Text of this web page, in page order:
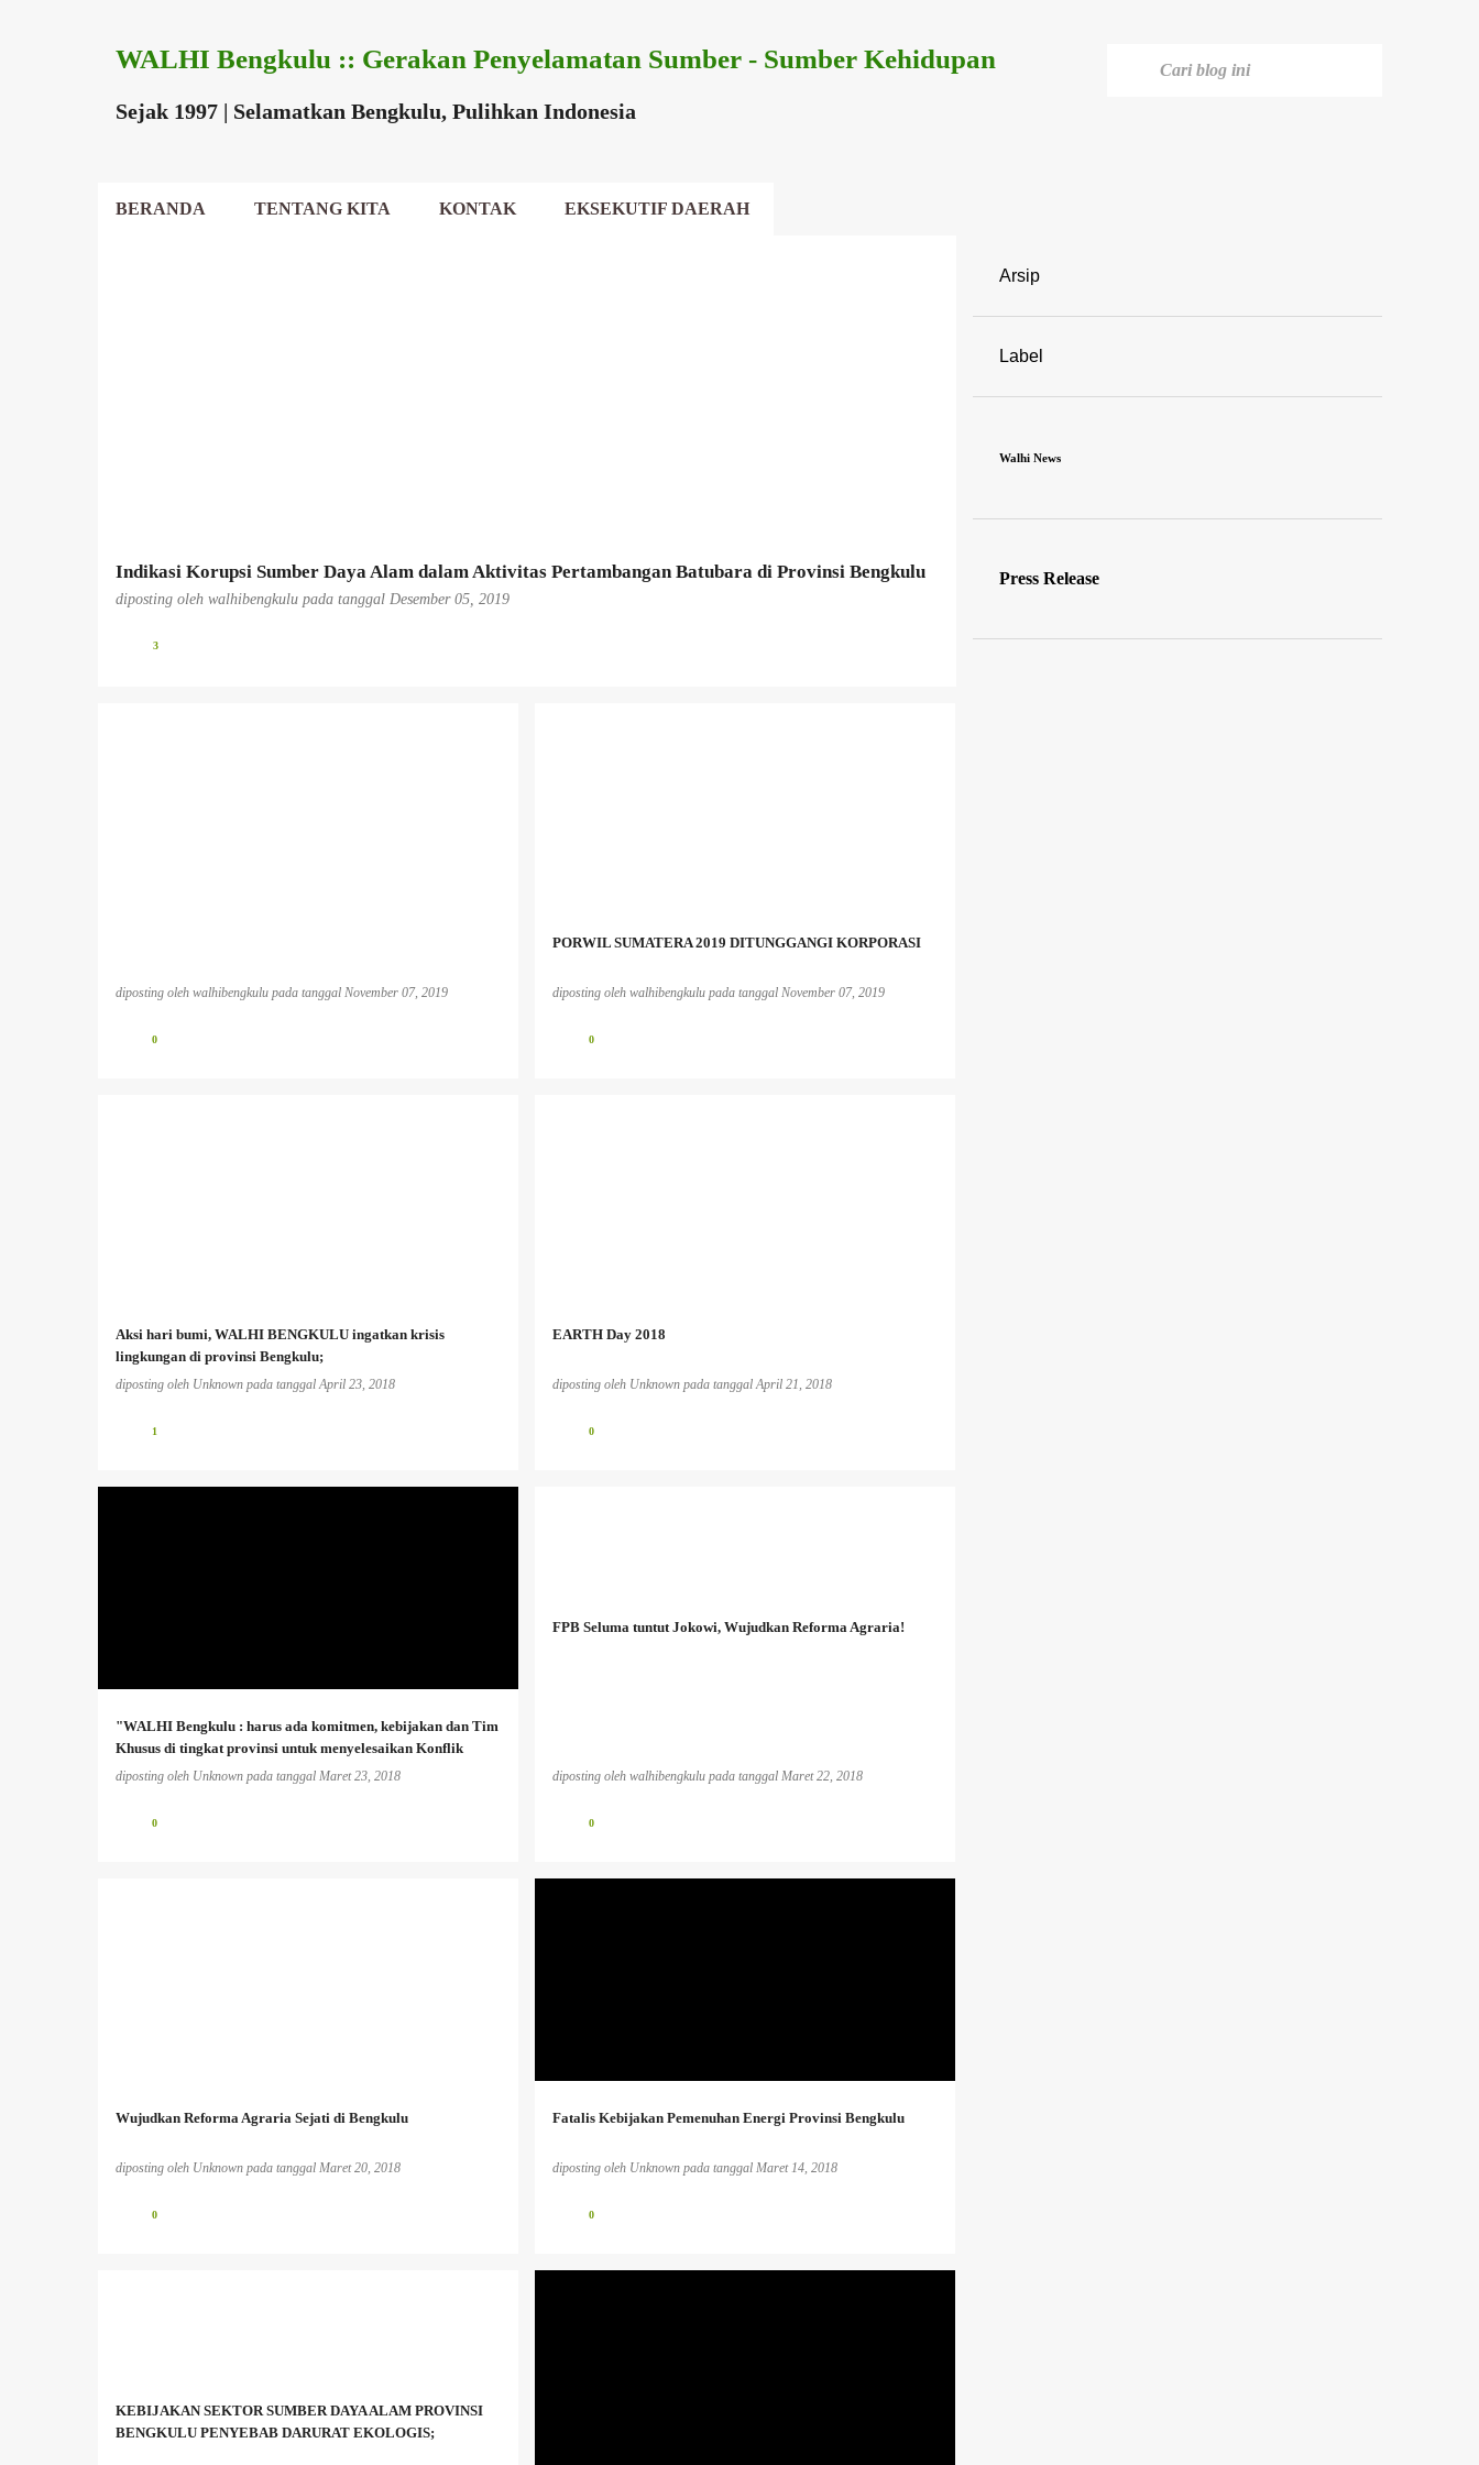
WALHI Bengkulu :: Gerakan Penyelamatan Sumber - Sumber Kehidupan
Sejak 1997 | Selamatkan Bengkulu, Pulihkan Indonesia
BERANDA TENTANG KITA KONTAK EKSEKUTIF DAERAH
Indikasi Korupsi Sumber Daya Alam dalam Aktivitas Pertambangan Batubara di Provinsi Bengkulu
diposting oleh walhibengkulu pada tanggal Desember 05, 2019
3
diposting oleh walhibengkulu pada tanggal November 07, 2019
0
PORWIL SUMATERA 2019 DITUNGGANGI KORPORASI
diposting oleh walhibengkulu pada tanggal November 07, 2019
0
Aksi hari bumi, WALHI BENGKULU ingatkan krisis
lingkungan di provinsi Bengkulu;
diposting oleh Unknown pada tanggalApril 23, 2018
1
EARTH Day 2018
diposting oleh Unknown pada tanggalApril 21, 2018
0
"WALHI Bengkulu : harus ada komitmen, kebijakan dan Tim
Khusus di tingkat provinsi untuk menyelesaikan Konflik
Agraria'
diposting oleh Unknown pada tanggal Maret 23, 2018
0
FPB Seluma tuntut Jokowi, Wujudkan Reforma Agraria!
diposting oleh walhibengkulu pada tanggal Maret 22, 2018
0
Wujudkan Reforma Agraria Sejati di Bengkulu
diposting oleh Unknown pada tanggal Maret 20, 2018
0
Fatalis Kebijakan Pemenuhan Energi Provinsi Bengkulu
diposting oleh Unknown pada tanggal Maret 14, 2018
0
KEBIJAKAN SEKTOR SUMBER DAYA ALAM PROVINSI
BENGKULU PENYEBAB DARURAT EKOLOGIS;
PEREMPUAN DAN LINGKUNGAN HIDUP; PESISIR
Arsip
Label
Walhi News
Press Release